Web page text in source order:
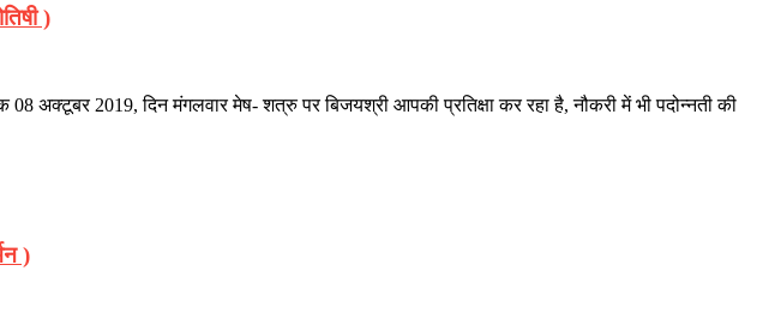
)
अक्टूबर 2019, दिन मंगलवार मेष- शत्रु पर बिजयश्री आपकी प्रतिक्षा कर रहा है, नौकरी में भी पदोन्नती की
)